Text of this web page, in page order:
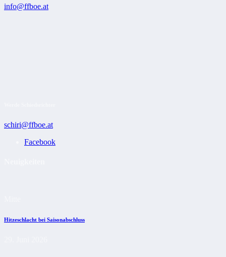
info@ffboe.at
schiri@ffboe.at
Facebook
Hitzeschlacht bei Saisonabschluss